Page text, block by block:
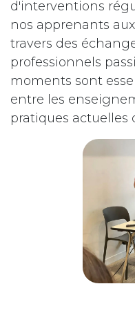
d'interventions
nos apprenants
travers des
professionnels
moments sont
entre les
pratiques actuelles